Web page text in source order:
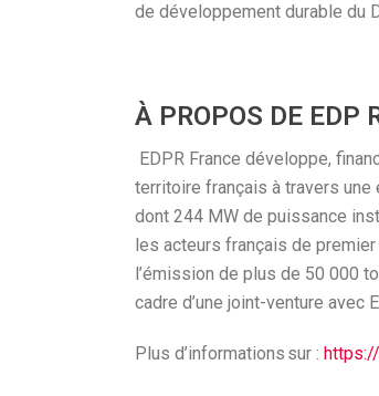
de développement durable du
À PROPOS DE EDP
EDPR France développe,
territoire français à travers une
dont 244 MW de puissance
les acteurs français de
l’émission de plus de 50 000
cadre d’une joint-venture avec
Plus d’informations sur :